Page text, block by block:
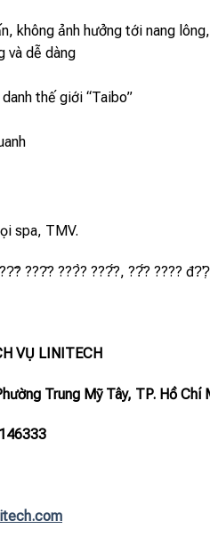
không ảnh hưởng tới nang
và dễ dàng
thế giới “Taibo”
spa, TMV.
???̂? ???̀? ???̂́?, ??̂́? ????
VỤ LINITECH
Trung Mỹ Tây, TP. Hồ Chí